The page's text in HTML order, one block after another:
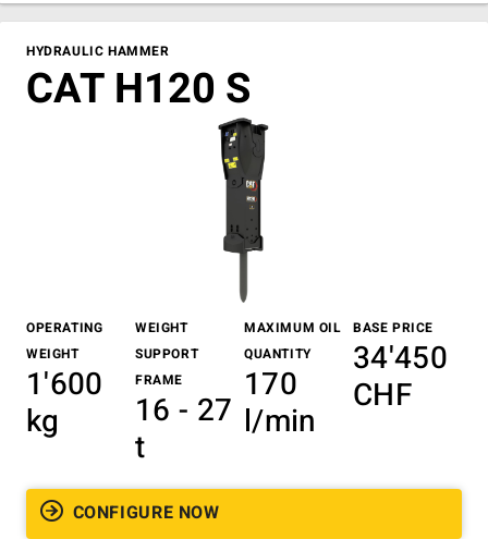
HYDRAULIC HAMMER
CAT H120 S
OPERATING
WEIGHT
1'600
kg
WEIGHT
SUPPORT
FRAME
16 - 27
t
MAXIMUM OIL
QUANTITY
170
l/min
BASE PRICE
34'450
CHF
CONFIGURE NOW